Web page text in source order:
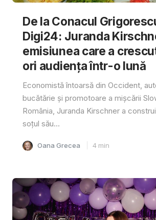
De la Conacul
Digi24: Juranda
emisiunea care a
ori audiența într-o lună
Economistă întoarsă din Occident,
bucătărie și promotoare a mișcării
România, Juranda Kirschner a
soțul său...
Oana Grecea 4 min